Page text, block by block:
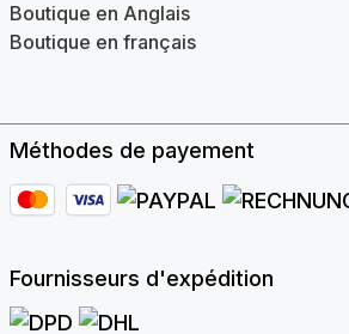
Boutique en Anglais
Boutique en français
Méthodes de payement
Fournisseurs d'expédition